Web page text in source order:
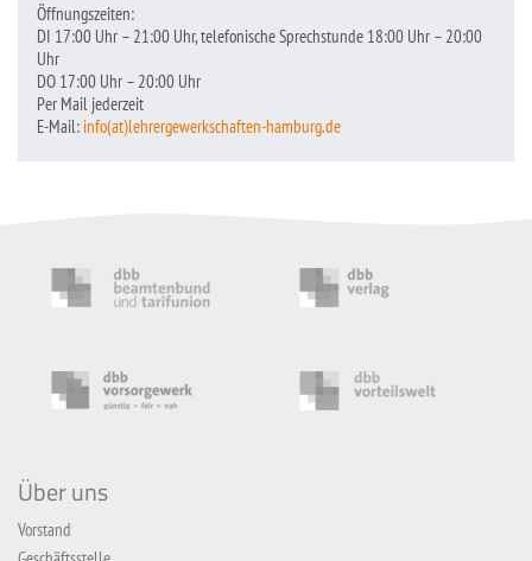
Öffnungszeiten:
DI 17:00 Uhr – 21:00 Uhr, telefonische Sprechstunde 18:00 Uhr – 20:00
Uhr
DO 17:00 Uhr – 20:00 Uhr
Per Mail jederzeit
E-Mail: info(at)lehrergewerkschaften-hamburg.de
Über uns
Vorstand